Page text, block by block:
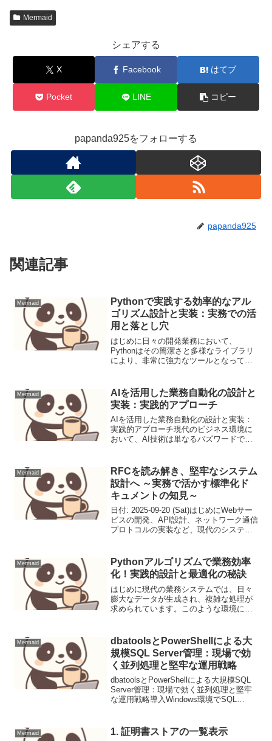
Mermaid
シェアする
X Facebook はてブ
Pocket LINE コピー
papanda925をフォローする
papanda925
関連記事
Mermaid
Pythonで実践する効率的なアル
ゴリズム設計と実装：実務での活
用と落とし穴
はじめに日々の開発業務において、
Pythonはその簡潔さと多様なライブラリ
により、非常に強力なツールとなってい
とデータ構造を意識することは、システ
ムのパフォーマンス、ス...
Mermaid
AIを活用した業務自動化の設計と
実装：実践的アプローチ
AIを活用した業務自動化の設計と実装：
実践的アプローチ現代のビジネス環境に
おいて、AI技術は単なるバズワードでは
ます。しかし、多くの企業がAI導入に際
して「どこから手を...
Mermaid
RFCを読み解き、堅牢なシステム
設計へ ～実務で活かす標準化ド
キュメントの知見～
日付: 2025-09-20 (Sat)はじめにWebサー
ビスの開発、API設計、ネットワーク通信
プロトコルの実装など、現代のシステム
キュメントの一つが「RFC (Re...
Mermaid
Pythonアルゴリズムで業務効率
化！実践的設計と最適化の秘訣
はじめに現代の業務システムでは、日々
膨大なデータが生成され、複雑な処理が
求められています。このような環境にお
するためには、アルゴリズムの知識が不
可欠です。Pythonは...
Mermaid
dbatoolsとPowerShellによる大
規模SQL Server管理：現場で効
く並列処理と堅牢な運用戦略
dbatoolsとPowerShellによる大規模SQL
Server管理：現場で効く並列処理と堅牢
な運用戦略導入Windows環境でSQL
確実に管理することは...
Mermaid 1. 証明書ストアの一覧表示